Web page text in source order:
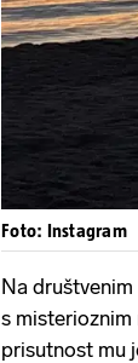
Foto: Instagram
Na
s misterioznim
prisutnost mu